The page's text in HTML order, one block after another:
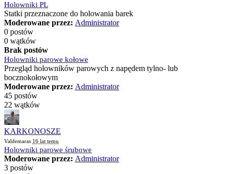
Holowniki PL
Statki przeznaczone do holowania barek
Moderowane przez: Administrator
0 postów
0 wątków
Brak postów
Holowniki parowe kołowe
Przegląd holowników parowych z napędem tylno- lub
bocznokołowym
Moderowane przez: Administrator
45 postów
22 wątków
KARKONOSZE
Valdemaras 16 lat temu
Holowniki parowe śrubowe
Moderowane przez: Administrator
3 postów